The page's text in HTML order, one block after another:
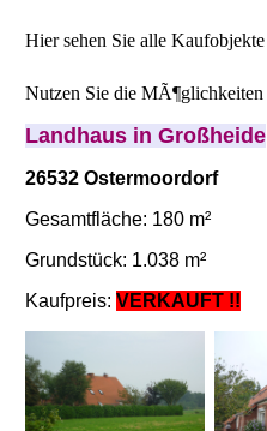
Hier sehen Sie alle Kaufobjekte
Nutzen Sie die MÃ¶glichkeiten
Landhaus in Großheide
26532 Ostermoordorf
Gesamtfläche: 180 m²
Grundstück: 1.038 m²
Kaufpreis: VERKAUFT !!